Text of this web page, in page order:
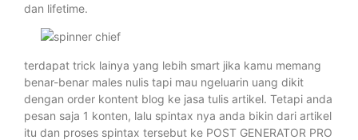
dan lifetime.
terdapat trick lainya yang lebih smart jika kamu memang
benar-benar males nulis tapi mau ngeluarin uang dikit
dengan order kontent blog ke jasa tulis artikel. Tetapi anda
pesan saja 1 konten, lalu spintax nya anda bikin dari artikel
itu dan proses spintax tersebut ke POST GENERATOR PRO